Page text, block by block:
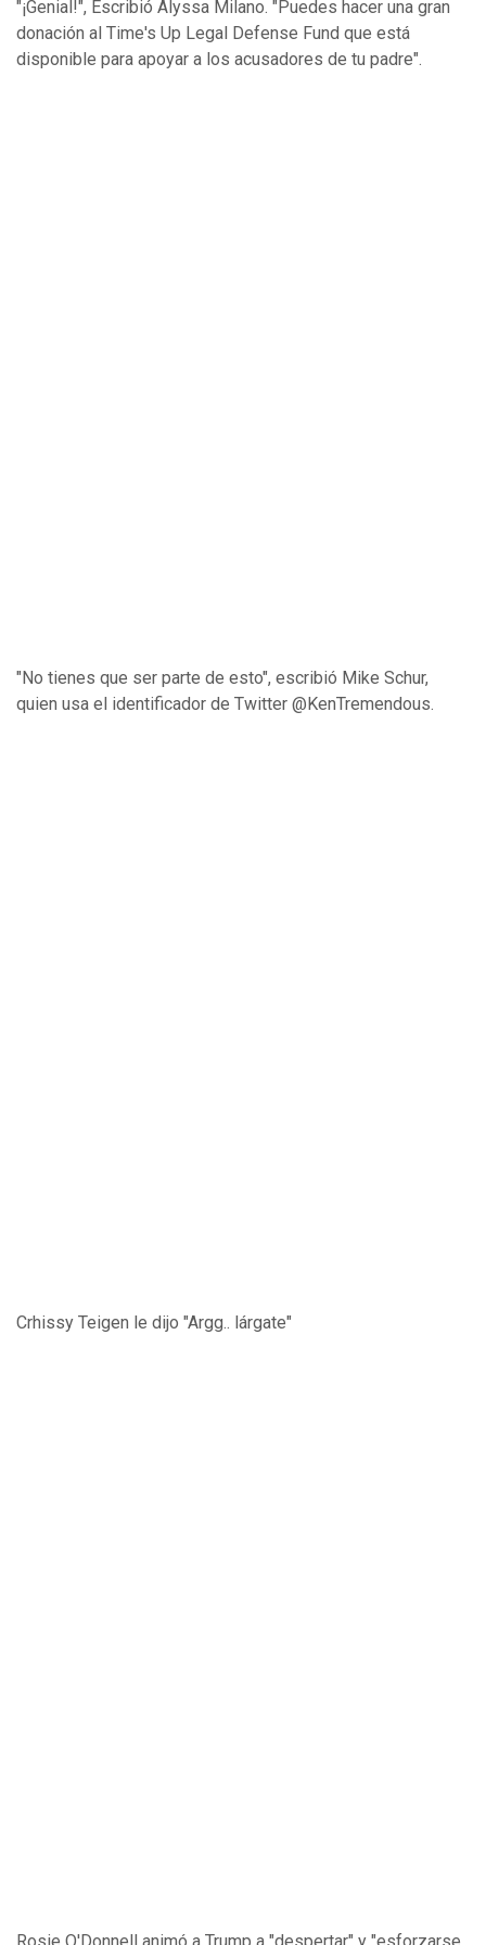
"¡Genial!", Escribió Alyssa Milano. "Puedes hacer una gran
donación al Time's Up Legal Defense Fund que está
disponible para apoyar a los acusadores de tu padre".
"No tienes que ser parte de esto", escribió Mike Schur,
quien usa el identificador de Twitter @KenTremendous.
Crhissy Teigen le dijo "Argg.. lárgate"